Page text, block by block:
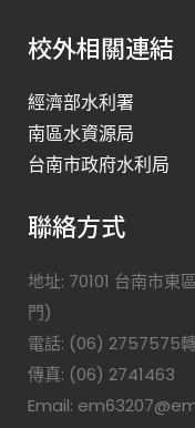
校外相關連結
經濟部水利署
南區水資源局
台南市政府水利局
聯絡方式
地址: 70101 台南市東
門)
電話: (06) 2757575
傳真: (06) 2741463
Email: